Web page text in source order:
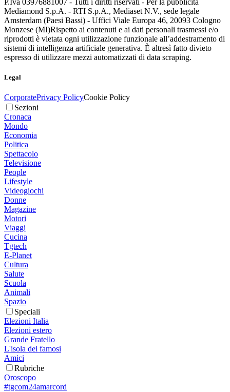
Mediamond S.p.A. - RTI S.p.A., Mediaset N.V., sede legale
Amsterdam (Paesi Bassi) - Uffici Viale Europa 46, 20093 Cologno
Monzese (MI)Rispetto ai contenuti e ai dati personali trasmessi e/o
riprodotti è vietata ogni utilizzazione funzionale all’addestramento di
sistemi di intelligenza artificiale generativa. È altresì fatto divieto
espresso di utilizzare mezzi automatizzati di data scraping.
Legal
CorporatePrivacy PolicyCookie Policy
Sezioni
Cronaca
Mondo
Economia
Politica
Spettacolo
Televisione
People
Lifestyle
Videogiochi
Donne
Magazine
Motori
Viaggi
Cucina
Tgtech
E-Planet
Cultura
Salute
Scuola
Animali
Spazio
Speciali
Elezioni Italia
Elezioni estero
Grande Fratello
L'isola dei famosi
Amici
Rubriche
Oroscopo
#tgcom24amarcord